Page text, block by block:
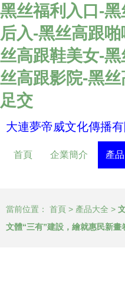
黑丝福利入口-
后入-黑丝高跟
丝高跟鞋美女-
丝高跟影院-黑
足交
大連夢帝威文化傳播有
首頁 企業簡介 產
當前位置： 首頁 > 產品大全 >
文體“三有”建設，繪就惠民新畫